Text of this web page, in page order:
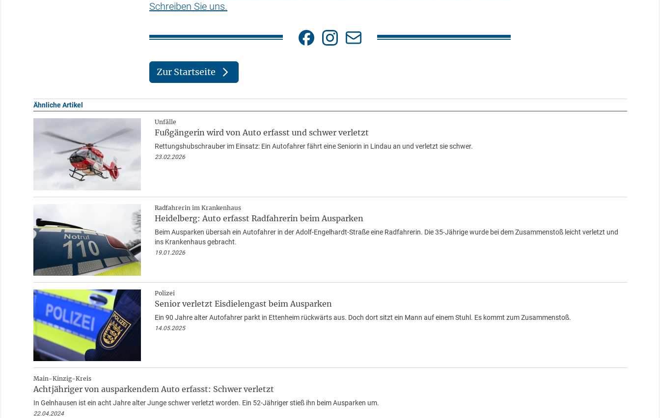
Schreiben Sie uns.
Zur Startseite
Ähnliche Artikel
Unfälle
Fußgängerin wird von Auto erfasst und schwer verletzt
Rettungshubschrauber im Einsatz: Ein Autofahrer fährt eine Seniorin in Lindau an und verletzt sie schwer.
23.02.2026
Radfahrerin im Krankenhaus
Heidelberg: Auto erfasst Radfahrerin beim Ausparken
Beim Ausparken übersah ein Autofahrer in der Adolf-Engelhardt-Straße eine Radfahrerin. Die 35-Jährige wurde bei dem Zusammenstoß leicht verletzt und
ins Krankenhaus gebracht.
19.01.2026
Polizei
Senior verletzt Eisdielengast beim Ausparken
Ein 90 Jahre alter Autofahrer parkt in Ettenheim rückwärts aus. Doch dort sitzt ein Mann auf einem Stuhl. Es kommt zum Zusammenstoß.
14.05.2025
Main-Kinzig-Kreis
Achtjähriger von ausparkendem Auto erfasst: Schwer verletzt
In Gelnhausen ist ein acht Jahre alter Junge schwer verletzt worden. Ein 52-Jähriger stieß ihn beim Ausparken um.
22.04.2024